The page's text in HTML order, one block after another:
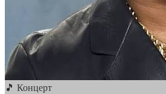
🎵 Концерт